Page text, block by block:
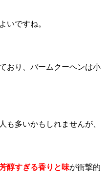
いですね。
おり、バームクーヘンは小
も多いかもしれませんが、
醇すぎる香りと味が衝撃的